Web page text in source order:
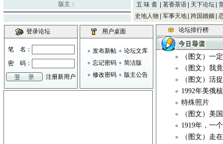
版主： 五 味 斋 茗香茶语 天下论坛
史地人物
军事天地 跨国婚姻
登录论坛
笔 名：
密 码：
注册新用户
用户桌面
发布新帖
论坛文库
忘记密码
简洁版
修改密码
版主公告
论坛排行榜
（图文）一
（图文）我
（图文）活
1992年美俄
特殊照片
（图文）美
1919年，一
（图文）走